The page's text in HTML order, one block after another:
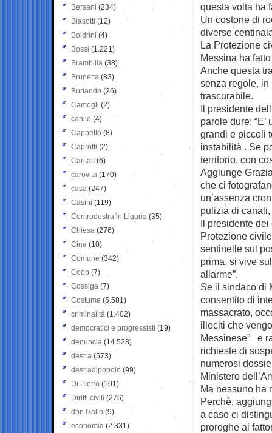
questa volta ha
Un costone di
diverse
La Protezione
Messina ha
Anche questa
senza regole, in
trascurabile.
Il presidente
parole dure:
grandi e piccoli
instabilità . Se
territorio, con
Aggiunge
che ci
un’assenza
pulizia di canali,
Il presidente
Protezione
sentinelle sul
prima, si vive
allarme”.
Se il sindaco di
consentito di
massacrato,
illeciti che
Messinese” e
richieste di
numerosi
Ministero
Ma nessuno ha
Perchè,
a caso ci
proroghe ai
Bersani (234)
Biasotti (12)
Boldrini (4)
Bossi (1.221)
Brambilla (38)
Brunetta (83)
Burlando (26)
Camogli (2)
canile (4)
Cappello (8)
Caprotti (2)
Caritas (6)
carovita (170)
casa (247)
Casini (119)
Centrodestra in Liguria (35)
Chiesa (276)
Cina (10)
Comune (342)
Coop (7)
Cossiga (7)
Costume (5.581)
criminalità (1.402)
democratici e progressisti (19)
denuncia (14.528)
destra (573)
destradipopolo (99)
Di Pietro (101)
Diritti civili (276)
don Gallo (9)
economia (2.331)